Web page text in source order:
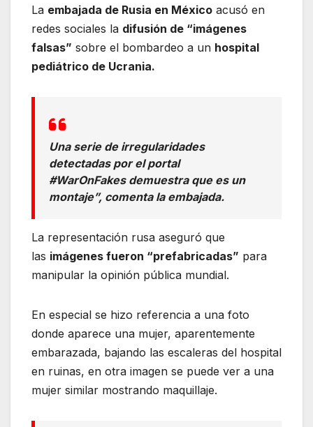
La embajada de Rusia en México acusó en
redes sociales la difusión de “imágenes
falsas” sobre el bombardeo a un hospital
pediátrico de Ucrania.
Una serie de irregularidades
detectadas por el portal
#WarOnFakes demuestra que es un
montaje”, comenta la embajada.
La representación rusa aseguró que
las imágenes fueron “prefabricadas” para
manipular la opinión pública mundial.
En especial se hizo referencia a una foto
donde aparece una mujer, aparentemente
embarazada, bajando las escaleras del hospital
en ruinas, en otra imagen se puede ver a una
mujer similar mostrando maquillaje.